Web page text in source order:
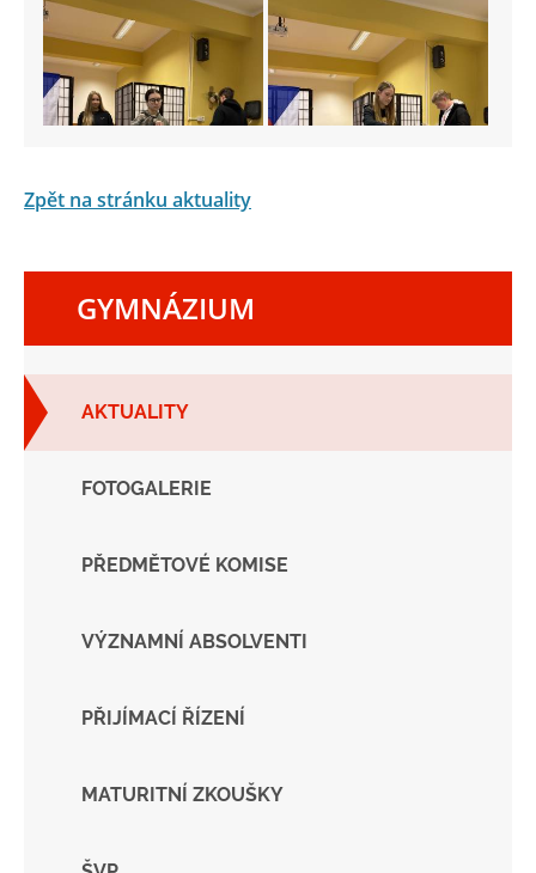
Zpět na stránku aktuality
GYMNÁZIUM
AKTUALITY
FOTOGALERIE
PŘEDMĚTOVÉ KOMISE
VÝZNAMNÍ ABSOLVENTI
PŘIJÍMACÍ ŘÍZENÍ
MATURITNÍ ZKOUŠKY